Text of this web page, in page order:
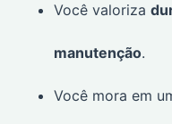
Você valoriza
manutenção.
Você mora em